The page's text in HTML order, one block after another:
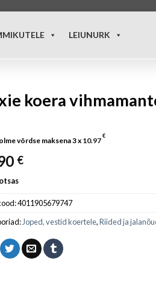
LEIUNURK
koera
võrdse maksena 3 x 10.97
€
€
4011905679747
Joped, vestid koertele,Riided ja